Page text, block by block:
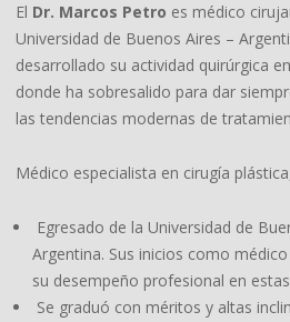
El Dr. Marcos Petro es médico
Universidad de Buenos Aires –
desarrollado su actividad quirúrgica
donde ha sobresalido para dar
las tendencias modernas de
Médico especialista en cirugía
Egresado de la Universidad de
Argentina. Sus inicios como
su desempeño profesional en
Se graduó con méritos y altas